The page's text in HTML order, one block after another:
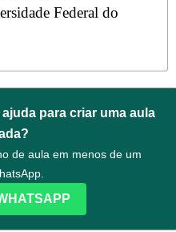
Federal do
ajuda para criar uma aula
de aula em menos de um